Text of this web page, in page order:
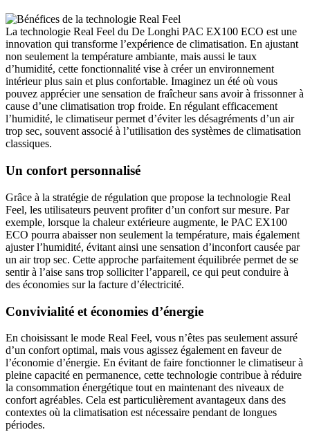
La technologie Real Feel du De Longhi PAC EX100 ECO est une
innovation qui transforme l’expérience de climatisation. En ajustant
non seulement la température ambiante, mais aussi le taux
d’humidité, cette fonctionnalité vise à créer un environnement
intérieur plus sain et plus confortable. Imaginez un été où vous
pouvez apprécier une sensation de fraîcheur sans avoir à frissonner à
cause d’une climatisation trop froide. En régulant efficacement
l’humidité, le climatiseur permet d’éviter les désagréments d’un air
trop sec, souvent associé à l’utilisation des systèmes de climatisation
classiques.
Un confort personnalisé
Grâce à la stratégie de régulation que propose la technologie Real
Feel, les utilisateurs peuvent profiter d’un confort sur mesure. Par
exemple, lorsque la chaleur extérieure augmente, le PAC EX100
ECO pourra abaisser non seulement la température, mais également
ajuster l’humidité, évitant ainsi une sensation d’inconfort causée par
un air trop sec. Cette approche parfaitement équilibrée permet de se
sentir à l’aise sans trop solliciter l’appareil, ce qui peut conduire à
des économies sur la facture d’électricité.
Convivialité et économies d’énergie
En choisissant le mode Real Feel, vous n’êtes pas seulement assuré
d’un confort optimal, mais vous agissez également en faveur de
l’économie d’énergie. En évitant de faire fonctionner le climatiseur à
pleine capacité en permanence, cette technologie contribue à réduire
la consommation énergétique tout en maintenant des niveaux de
confort agréables. Cela est particulièrement avantageux dans des
contextes où la climatisation est nécessaire pendant de longues
périodes.